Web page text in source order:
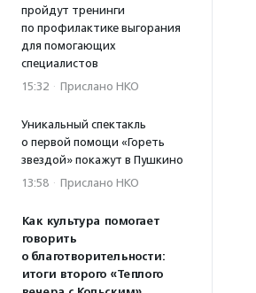
пройдут тренинги
по профилактике выгорания
для помогающих
специалистов
15:32 · Прислано НКО
Уникальный спектакль
о первой помощи «Гореть
звездой» покажут в Пушкино
13:58 · Прислано НКО
Как культура помогает
говорить
о благотворительности:
итоги второго «Теплого